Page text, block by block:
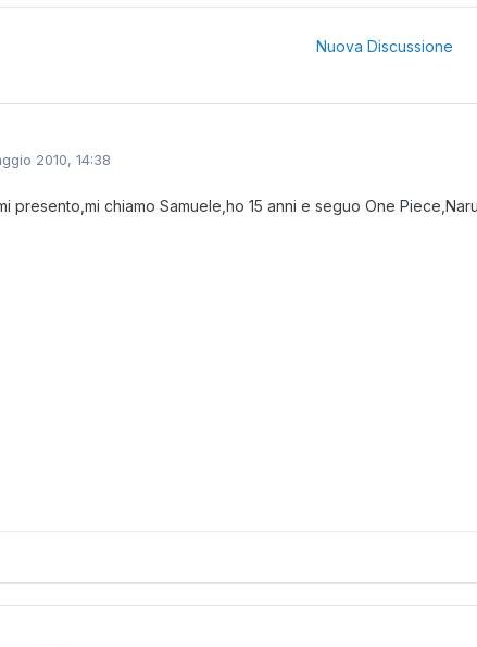
Nuova Discussione
2010, 14:38
presento,mi chiamo Samuele,ho 15 anni e seguo One